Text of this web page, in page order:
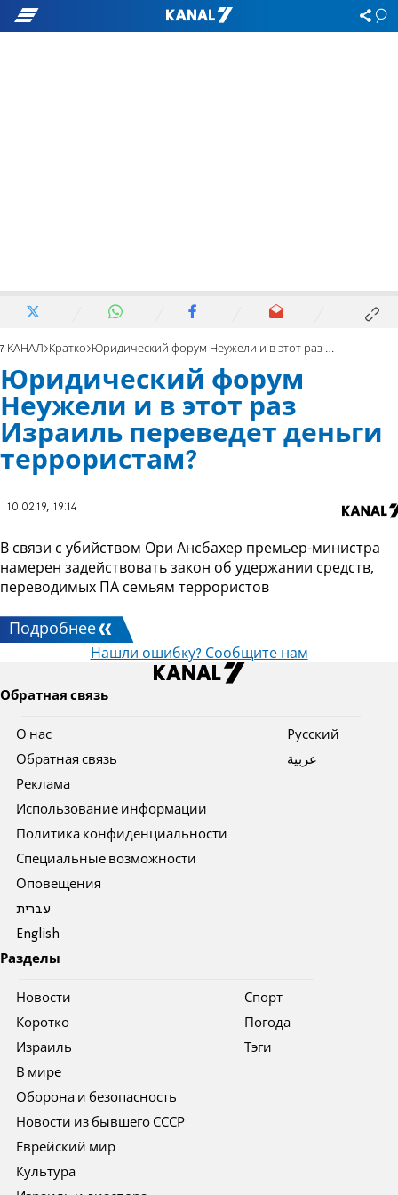
7 КАНАЛ Кратко Юридический форум Неужели и в этот раз Израиль переведет деньги террористам?
Юридический форум
Неужели и в этот раз
Израиль переведет деньги
террористам?
10.02.19, 19:14
В связи с убийством Ори Ансбахер премьер-министра
намерен задействовать закон об удержании средств,
переводимых ПА семьям террористов
Подробнее
Нашли ошибку? Сообщите нам
Обратная связь
О нас
Обратная связь
Реклама
Использование информации
Политика конфиденциальности
Специальные возможности
Оповещения
עברית
English
Pусский
عربية
Разделы
Новости
Коротко
Израиль
В мире
Оборона и безопасность
Новости из бывшего СССР
Еврейский мир
Культура
Спорт
Погода
Тэги